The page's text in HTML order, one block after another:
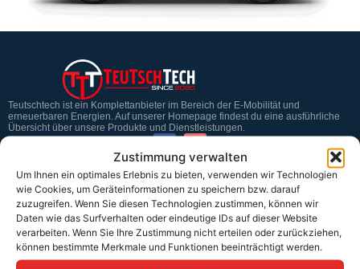
Zustimmung verwalten
Um Ihnen ein optimales Erlebnis zu bieten, verwenden wir Technologien
wie Cookies, um Geräteinformationen zu speichern bzw. darauf
zuzugreifen. Wenn Sie diesen Technologien zustimmen, können wir
Daten wie das Surfverhalten oder eindeutige IDs auf dieser Website
verarbeiten. Wenn Sie Ihre Zustimmung nicht erteilen oder zurückziehen,
können bestimmte Merkmale und Funktionen beeinträchtigt werden.
Teutschtech ist ein Komplettanbieter im Bereich der E-Mobilität und
erneuerbaren Energien. Auf unserer Homepage findest du eine ausführliche
Übersicht über unsere Produkte und Dienstleistungen.
Service & Hilfe
Kontakt
Widerrufsbelehrung
Rücknahmen & Gewährleistung